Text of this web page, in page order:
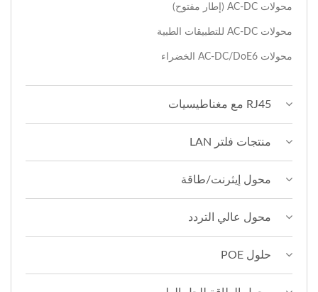
محولات AC-DC (إطار مفتوح)
محولات AC-DC للتطبيقات الطبية
محولات AC-DC/DoE6 الخضراء
RJ45 مع مغناطيسيات
منتجات فلتر LAN
محول إيثرنت/طاقة
محول عالي التردد
حلول POE